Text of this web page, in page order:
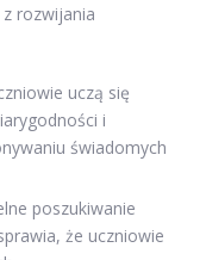
rozwijania
uczą się
i
świadomych
poszukiwanie
że uczniowie